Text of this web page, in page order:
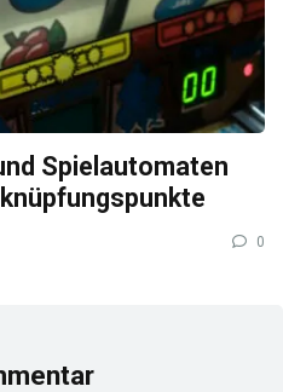
Spielautomaten
0